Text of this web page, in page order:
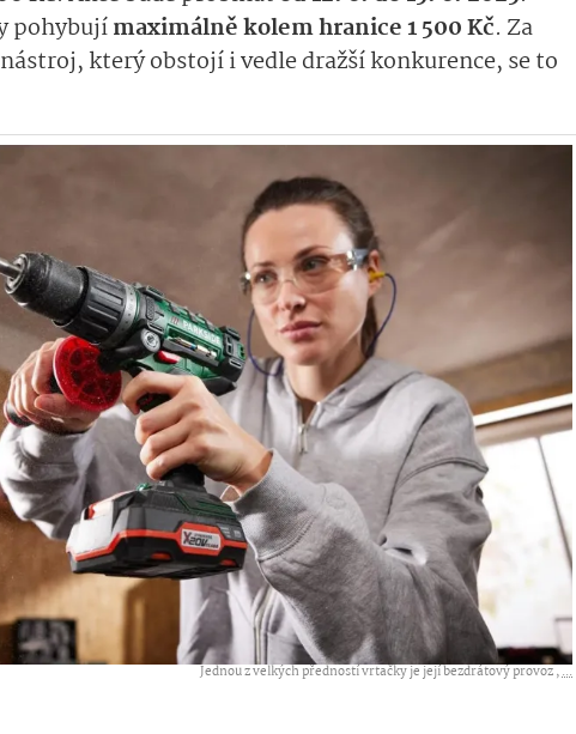
pohybujímaximálně kolem hranice 1 500 Kč. Za
který obstojí i vedle dražší konkurence, se to
Jednou z velkých předností vrtačky je její bezdrátový provoz ,...